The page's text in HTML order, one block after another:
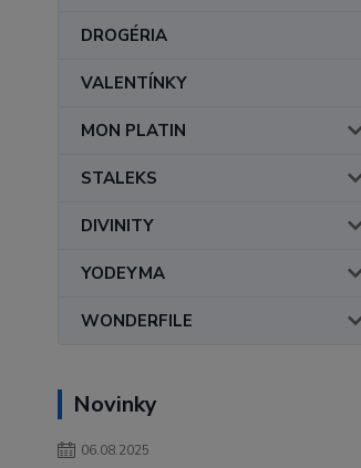
DROGÉRIA
VALENTÍNKY
MON PLATIN
STALEKS
DIVINITY
YODEYMA
WONDERFILE
Novinky
06.08.2025